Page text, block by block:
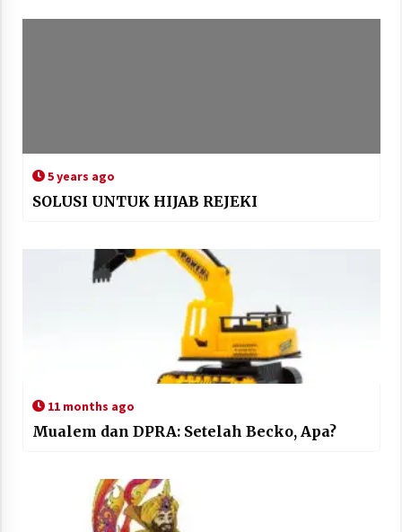
5 years ago
SOLUSI UNTUK HIJAB REJEKI
11 months ago
Mualem dan DPRA: Setelah Becko, Apa?